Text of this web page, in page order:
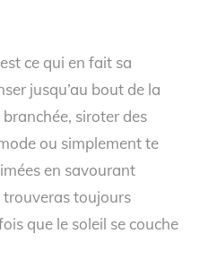
ce qui en fait sa
jusqu’au bout de la
siroter des
ou simplement te
en savourant
trouveras toujours
que le soleil se couche